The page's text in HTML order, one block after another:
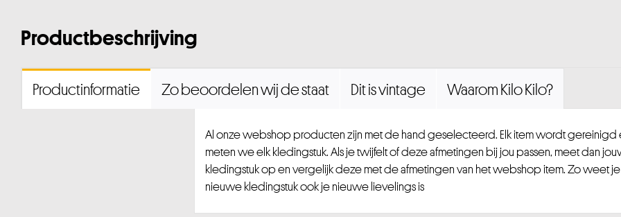
Productbeschrijving
Productinformatie Zo beoordelen wij de staat Dit is vintage Waarom Kilo Kilo?
Al onze webshop producten zijn met de hand geselecteerd. Elk item wordt gereinigd
meten we elk kledingstuk. Als je twijfelt of deze afmetingen bij jou passen, meet dan
kledingstuk op en vergelijk deze met de afmetingen van het webshop item. Zo weet
nieuwe kledingstuk ook je nieuwe lievelings is